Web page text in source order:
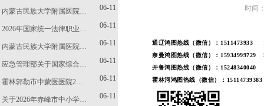
06-11
内蒙古民族大学附属医院…
06-11
2026年国家统一法律职业…
06-11
内蒙古民族大学附属医院…
06-11
应急管理部关于国家综合…
06-11
霍林郭勒市中蒙医医院2…
06-11
关于2026年赤峰市中小学…
时间
通辽鸿图热线（微信）：1511473933
奈曼鸿图热线（微信）：15934999729
开鲁鸿图热线（微信）： 15248340040
霍林河鸿图热线（微信）：15114739383